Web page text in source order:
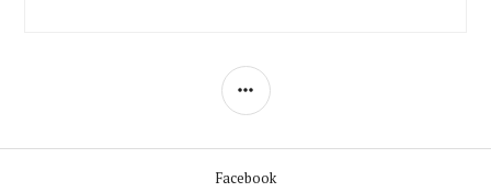
BARRA
Facebook